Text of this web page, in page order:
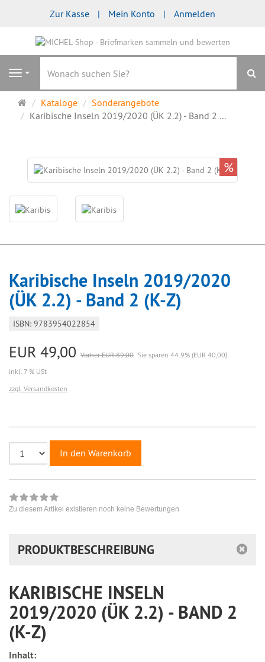
Zur Kasse Mein Konto Anmelden
Navigation
Startseite
Kataloge
Sonderangebote
Karibische Inseln 2019/2020 (ÜK 2.2) - Band 2 ...
%
Karibische Inseln 2019/2020
(ÜK 2.2) - Band 2 (K-Z)
ISBN: 9783954022854
EUR 49,00 Vorher EUR 89,00 Sie sparen 44.9% (EUR 40,00)
inkl. 7 % USt
zzgl. Versandkosten
In den Warenkorb
Zu diesem Artikel existieren noch keine Bewertungen
PRODUKTBESCHREIBUNG
KARIBISCHE INSELN
2019/2020 (ÜK 2.2) - BAND 2
(K-Z)
Inhalt: